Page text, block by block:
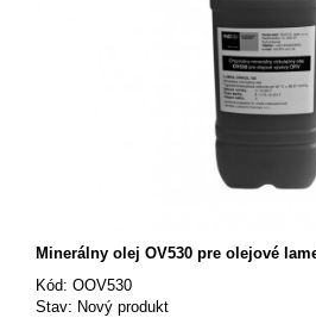
Minerálny olej OV530 pre olejové
Kód: OOV530
Stav: Nový produkt